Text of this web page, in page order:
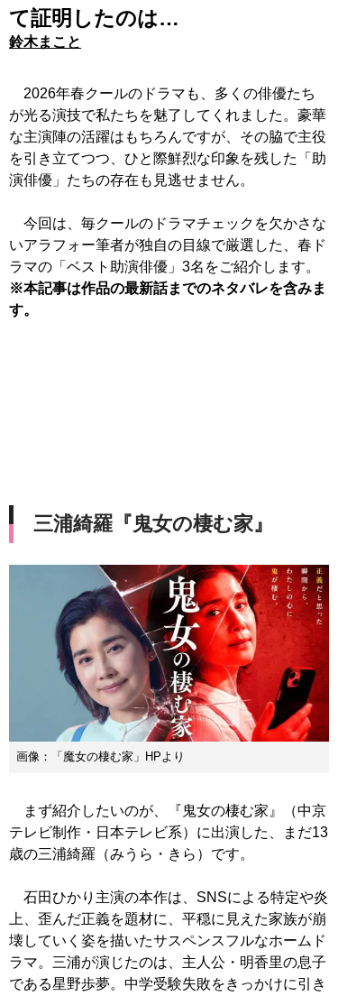
て証明したのは…
鈴木まこと
2026年春クールのドラマも、多くの俳優たち
が光る演技で私たちを魅了してくれました。豪華
な主演陣の活躍はもちろんですが、その脇で主役
を引き立てつつ、ひと際鮮烈な印象を残した「助
演俳優」たちの存在も見逃せません。
今回は、毎クールのドラマチェックを欠かさな
いアラフォー筆者が独自の目線で厳選した、春ド
※本記事は作品の最新話までのネタバレを含みま
す。
三浦綺羅『鬼女の棲む家』
画像：「魔女の棲む家」HPより
まず紹介したいのが、『鬼女の棲む家』（中京
テレビ制作・日本テレビ系）に出演した、まだ13
歳の三浦綺羅（みうら・きら）です。
石田ひかり主演の本作は、SNSによる特定や炎
上、歪んだ正義を題材に、平穏に見えた家族が崩
壊していく姿を描いたサスペンスフルなホームド
ラマ。三浦が演じたのは、主人公・明香里の息子
である星野歩夢。中学受験失敗をきっかけに引き